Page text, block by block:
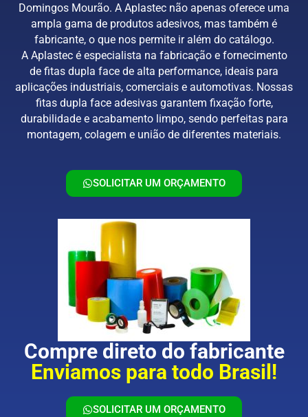
Domingos Mourão. A Aplastec não apenas oferece uma
ampla gama de produtos adesivos, mas também é
fabricante, o que nos permite ir além do catálogo.
A Aplastec é especialista na fabricação e fornecimento
de fitas dupla face de alta performance, ideais para
aplicações industriais, comerciais e automotivas. Nossas
fitas dupla face adesivas garantem fixação forte,
durabilidade e acabamento limpo, sendo perfeitas para
montagem, colagem e união de diferentes materiais.
SOLICITAR UM ORÇAMENTO
Compre direto do fabricante
Enviamos para todo Brasil!
SOLICITAR UM ORÇAMENTO